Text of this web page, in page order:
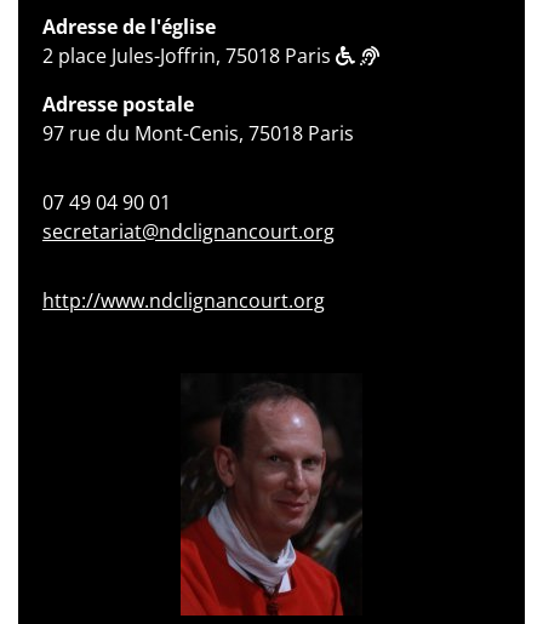
Adresse de l'église
2 place Jules-Joffrin, 75018 Paris
Adresse postale
97 rue du Mont-Cenis, 75018 Paris
07 49 04 90 01
secretariat@ndclignancourt.org
http://www.ndclignancourt.org